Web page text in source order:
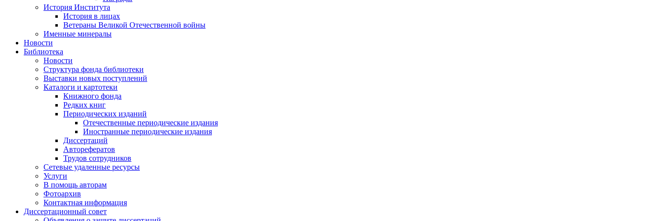
История Института
История в лицах
Ветераны Великой Отечественной войны
Именные минералы
Новости
Библиотека
Новости
Структура фонда библиотеки
Выставки новых поступлений
Каталоги и картотеки
Книжного фонда
Редких книг
Периодических изданий
Отечественные периодические издания
Иностранные периодические издания
Диссертаций
Авторефератов
Трудов сотрудников
Сетевые удаленные ресурсы
Услуги
В помощь авторам
Фотоархив
Контактная информация
Диссертационный совет